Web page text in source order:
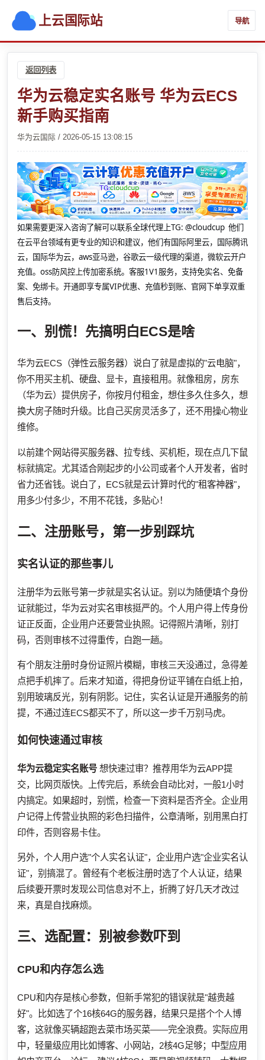
上云国际站 导航
返回列表
华为云稳定实名账号 华为云ECS
新手购买指南
华为云国际 / 2026-05-15 13:08:15
如果需要更深入咨询了解可以联系全球代理上TG: @cloudcup 他们
在云平台领域有更专业的知识和建议，他们有国际阿里云，国际腾讯
云，国际华为云，aws亚马逊，谷歌云一级代理的渠道，微软云开户
充值。oss防风控上传加密系统。客服1V1服务，支持免实名、免备
案、免绑卡。开通即享专属VIP优惠、充值秒到账、官网下单享双重
售后支持。
一、别慌！先搞明白ECS是啥
华为云ECS（弹性云服务器）说白了就是虚拟的"云电脑"，
你不用买主机、硬盘、显卡，直接租用。就像租房，房东
（华为云）提供房子，你按月付租金，想住多久住多久，想
换大房子随时升级。比自己买房灵活多了，还不用操心物业
维修。
以前建个网站得买服务器、拉专线、买机柜，现在点几下鼠
标就搞定。尤其适合刚起步的小公司或者个人开发者，省时
省力还省钱。说白了，ECS就是云计算时代的"租客神器"，
用多少付多少，不用不花钱，多贴心！
二、注册账号，第一步别踩坑
实名认证的那些事儿
注册华为云账号第一步就是实名认证。别以为随便填个身份
证就能过，华为云对实名审核挺严的。个人用户得上传身份
证正反面，企业用户还要营业执照。记得照片清晰，别打
码，否则审核不过得重传，白跑一趟。
有个朋友注册时身份证照片模糊，审核三天没通过，急得差
点把手机摔了。后来才知道，得把身份证平铺在白纸上拍，
别用玻璃反光，别有阴影。记住，实名认证是开通服务的前
提，不通过连ECS都买不了，所以这一步千万别马虎。
如何快速通过审核
华为云稳定实名账号 想快速过审？推荐用华为云APP提
交，比网页版快。上传完后，系统会自动比对，一般1小时
内搞定。如果超时，别慌，检查一下资料是否齐全。企业用
户记得上传营业执照的彩色扫描件，公章清晰，别用黑白打
印件，否则容易卡住。
另外，个人用户选"个人实名认证"，企业用户选"企业实名认
证"，别搞混了。曾经有个老板注册时选了个人认证，结果
后续要开票时发现公司信息对不上，折腾了好几天才改过
来，真是自找麻烦。
三、选配置：别被参数吓到
CPU和内存怎么选
CPU和内存是核心参数，但新手常犯的错误就是"越贵越
好"。比如选了个16核64G的服务器，结果只是搭个个人博
客，这就像买辆超跑去菜市场买菜——完全浪费。实际应用
中，轻量级应用比如博客、小网站，2核4G足够；中型应用